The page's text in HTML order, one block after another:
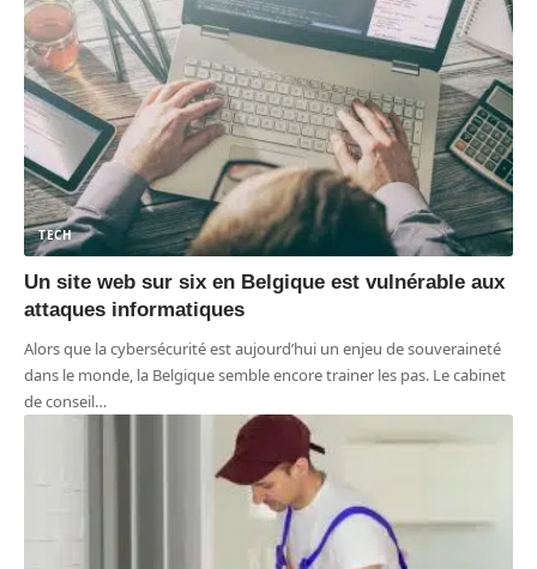
TECH
Un site web sur six en Belgique est vulnérable aux
attaques informatiques
Alors que la cybersécurité est aujourd’hui un enjeu de souveraineté
dans le monde, la Belgique semble encore trainer les pas. Le cabinet
de conseil…